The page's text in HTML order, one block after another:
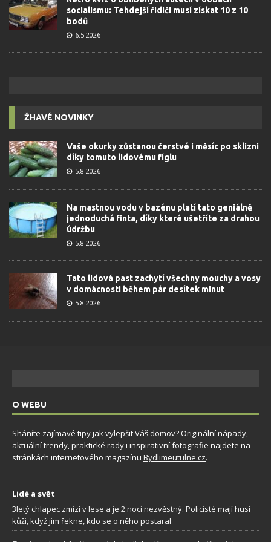
socialismu: Tehdejší řidiči musí získat 10 z 10
bodů
6.5.2026
ŽHAVÉ NOVINKY
Vaše okurky zůstanou čerstvé i měsíc po sklizni
díky tomuto lidovému fíglu
5.8.2026
Na mastnou vodu v bazénu platí tato geniálně
jednoduchá finta, díky které ušetříte za drahou
údržbu
5.8.2026
Tato lidová past zachytí všechny mouchy a vosy
v domácnosti během pár desítek minut
5.8.2026
O WEBU
Sháníte zajímavé tipy jak vylepšit Váš domov? Originální nápady,
aktuální trendy, praktické rady i inspirativní fotografie najdete na
stránkách internetového magazínu Bydlimeutulne.cz.
Lidé a svět
3letý chlapec zmizí v lese a je 2 noci nezvěstný. Policisté mají husí
kůži, když jim řekne, kdo se o něho postaral